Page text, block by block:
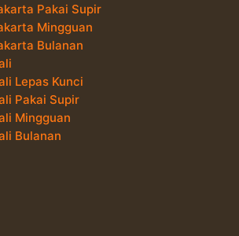
Pakai Supir
Mingguan
Bulanan
Lepas Kunci
Pakai Supir
Mingguan
Bulanan